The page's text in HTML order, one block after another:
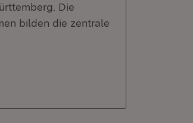
Die
bilden die zentrale